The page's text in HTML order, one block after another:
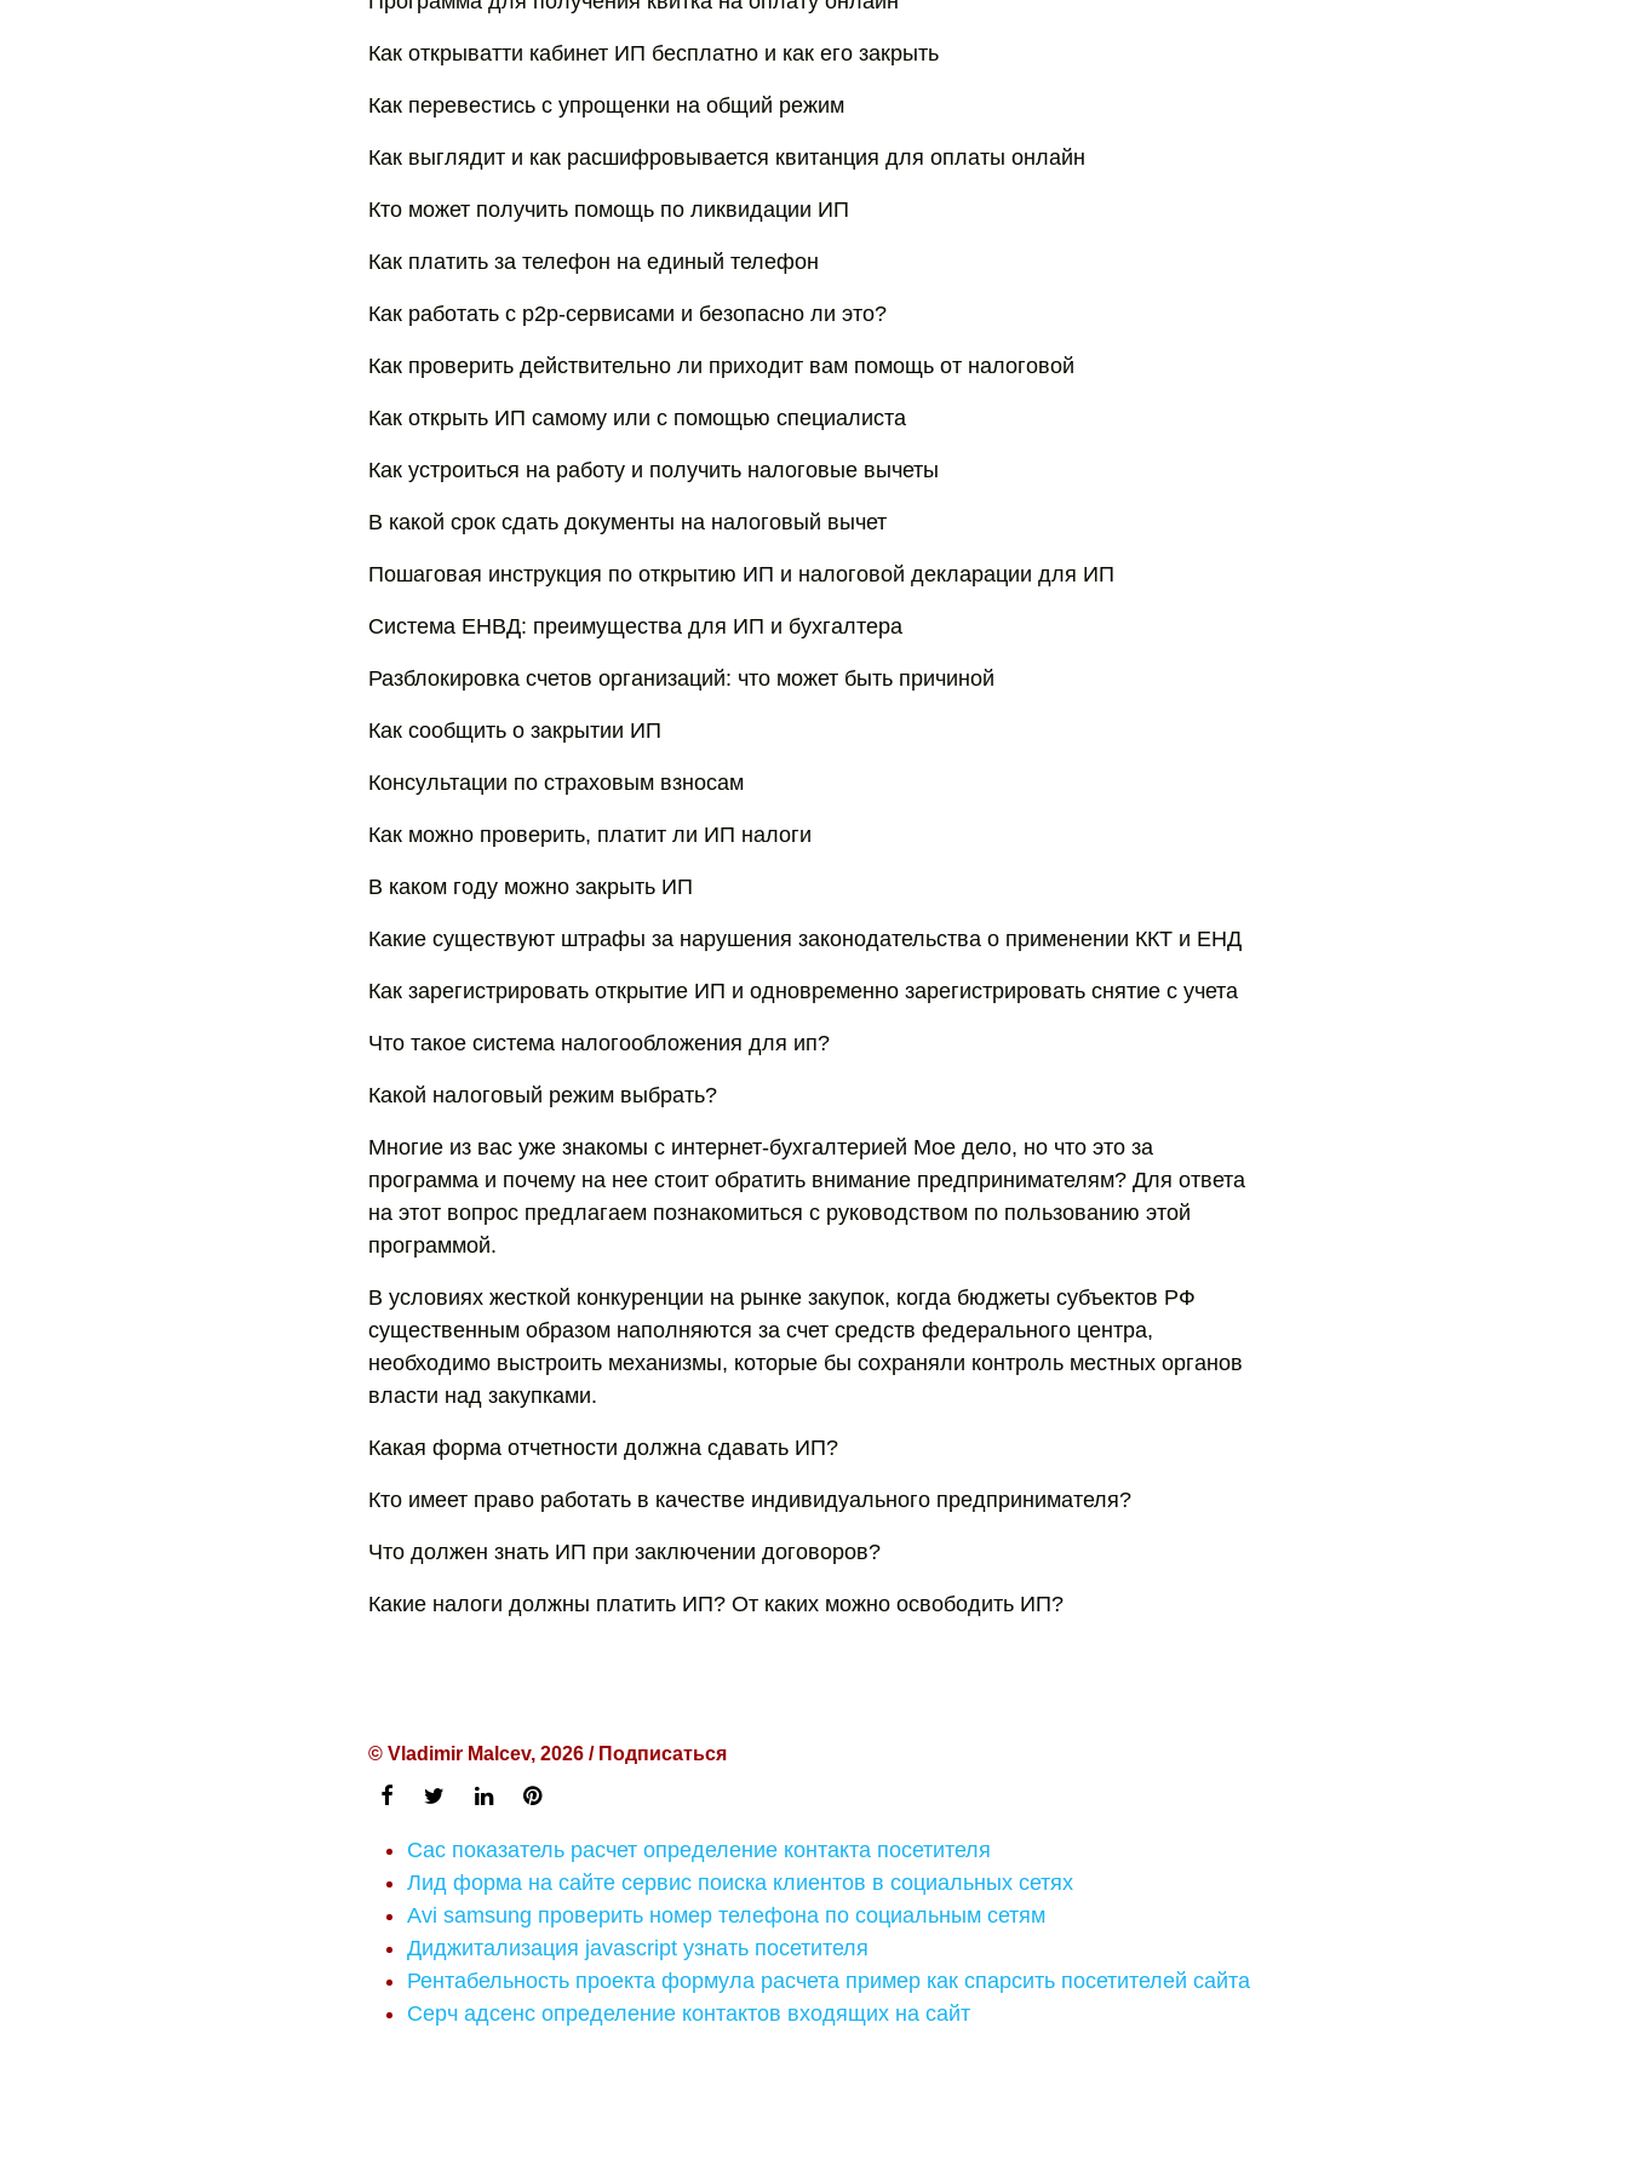
Как открыватти кабинет ИП бесплатно и как его закрыть
Как перевестись с упрощенки на общий режим
Как выглядит и как расшифровывается квитанция для оплаты онлайн
Кто может получить помощь по ликвидации ИП
Как платить за телефон на единый телефон
Как работать с p2p-сервисами и безопасно ли это?
Как проверить действительно ли приходит вам помощь от налоговой
Как открыть ИП самому или с помощью специалиста
Как устроиться на работу и получить налоговые вычеты
В какой срок сдать документы на налоговый вычет
Пошаговая инструкция по открытию ИП и налоговой декларации для ИП
Система ЕНВД: преимущества для ИП и бухгалтера
Разблокировка счетов организаций: что может быть причиной
Как сообщить о закрытии ИП
Консультации по страховым взносам
Как можно проверить, платит ли ИП налоги
В каком году можно закрыть ИП
Какие существуют штрафы за нарушения законодательства о применении ККТ и ЕНД
Как зарегистрировать открытие ИП и одновременно зарегистрировать снятие с учета
Что такое система налогообложения для ип?
Какой налоговый режим выбрать?
Многие из вас уже знакомы с интернет-бухгалтерией Мое дело, но что это за
программа и почему на нее стоит обратить внимание предпринимателям? Для ответа
на этот вопрос предлагаем познакомиться с руководством по пользованию этой
программой.
В условиях жесткой конкуренции на рынке закупок, когда бюджеты субъектов РФ
существенным образом наполняются за счет средств федерального центра,
необходимо выстроить механизмы, которые бы сохраняли контроль местных органов
власти над закупками.
Какая форма отчетности должна сдавать ИП?
Кто имеет право работать в качестве индивидуального предпринимателя?
Что должен знать ИП при заключении договоров?
Какие налоги должны платить ИП? От каких можно освободить ИП?
© Vladimir Malcev, 2026 / Подписаться
Cac показатель расчет определение контакта посетителя
Лид форма на сайте сервис поиска клиентов в социальных сетях
Avi samsung проверить номер телефона по социальным сетям
Диджитализация javascript узнать посетителя
Рентабельность проекта формула расчета пример как спарсить посетителей сайта
Серч адсенс определение контактов входящих на сайт